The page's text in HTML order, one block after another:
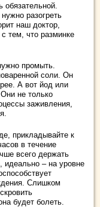
разогреть
наш доктор,
тем, что разминке
промыть.
соли. Он
А вот йод или
не только
заживления,
прикладывайте к
в течение
всего держать
идеально – на уровне
Слишком
будет болеть.